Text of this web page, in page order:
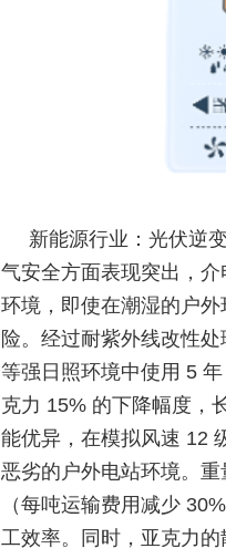
新能源行业：光伏逆
气安全方面表现突出，
环境，即使在潮湿的户
险。经过耐紫外线改性
等强日照环境中使用 5
克力 15% 的下降幅度，
能优异，在模拟风速 12
恶劣的户外电站环境。
（每吨运输费用减少
工效率。同时，亚克力